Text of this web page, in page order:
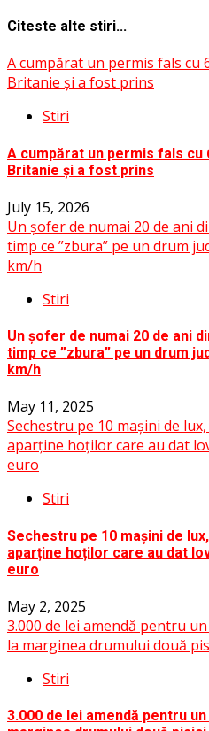
Citeste alte stiri...
A cumpărat un permis fals cu
Britanie și a fost prins
Stiri
A cumpărat un permis fals cu
Britanie și a fost prins
July 15, 2026
Un șofer de numai 20 de ani
timp ce ”zbura” pe un drum
km/h
Stiri
Un șofer de numai 20 de ani
timp ce ”zbura” pe un drum
km/h
May 11, 2025
Sechestru pe 10 mașini de
aparține hoților care au dat
euro
Stiri
Sechestru pe 10 mașini de
aparține hoților care au dat
euro
May 2, 2025
3.000 de lei amendă pentru
la marginea drumului două
Stiri
3.000 de lei amendă pentru